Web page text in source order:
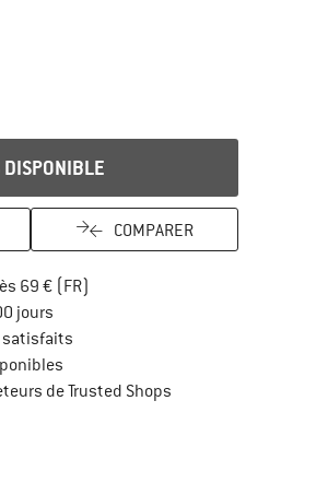
DISPONIBLE
COMPARER
69 € (FR)
joursTrouve les informations de
satisfaits
de Trusted ShopsTrouve toutes les